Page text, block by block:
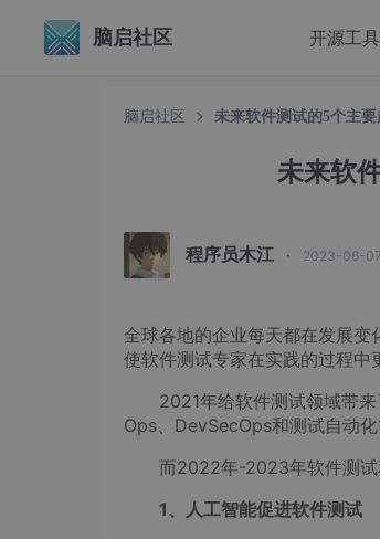
脑启社区 开源工具
脑启社区 未来软件测试的5个主要
未来软
程序员木江 · 2023-06-07
全球各地的企业每天都在发展
使软件测试专家在实践的过程中
2021年给软件测试领域带来
Ops、DevSecOps和测试自动
而2022年-2023年软件测试
1、人工智能促进软件测试